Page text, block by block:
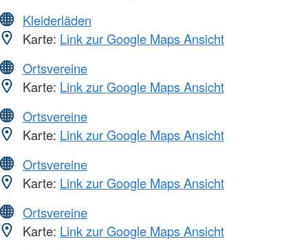
Kleiderläden
Karte: Link zur Google Maps Ansicht
Ortsvereine
Karte: Link zur Google Maps Ansicht
Ortsvereine
Karte: Link zur Google Maps Ansicht
Ortsvereine
Karte: Link zur Google Maps Ansicht
Ortsvereine
Karte: Link zur Google Maps Ansicht